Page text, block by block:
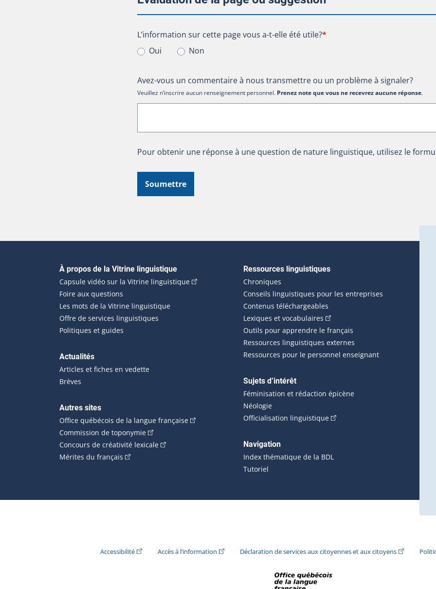
L’information sur cette page vous a-t-elle été utile?
L’information sur cette page vous a-t-elle été utile?*
Oui
Non
Avez-vous un commentaire à nous transmettre ou un problème à signaler?
Veuillez n’inscrire aucun renseignement personnel. Prenez note que vous ne recevrez aucune réponse.
Pour obtenir une réponse à une question de nature linguistique, utilisez le
Soumettre
Navigation principale
À propos de la Vitrine linguistique
Capsule vidéo sur la Vitrine linguistique(Cet hyperlien externe s'ouvrira dans une nouvelle fenêtre.)
Foire aux questions
Les mots de la Vitrine linguistique
Offre de services linguistiques
Politiques et guides
Actualités
Articles et fiches en vedette
Brèves
Autres sites
Office québécois de la langue française(Cet hyperlien externe s'ouvrira dans une nouvelle fenêtre.)
Commission de toponymie(Cet hyperlien externe s'ouvrira dans une nouvelle fenêtre.)
Concours de créativité lexicale(Cet hyperlien externe s'ouvrira dans une nouvelle fenêtre.)
Mérites du français (Cet hyperlien externe s'ouvrira dans une nouvelle fenêtre.)
Ressources linguistiques
Chroniques
Conseils linguistiques pour les entreprises
Contenus téléchargeables
Lexiques et vocabulaires (Cet hyperlien externe s'ouvrira
Outils pour apprendre le français
Ressources linguistiques externes
Ressources pour le personnel enseignant
Sujets d’intérêt
Féminisation et rédaction épicène
Néologie
Officialisation linguistique(Cet hyperlien externe s'ouvrira
Navigation
Index thématique de la BDL
Tutoriel
Accessibilité(Cet hyperlien externe s'ouvrira dans une nouvelle fenêtre.)
Accès à l’information (Cet hyperlien externe s'ouvrira dans une nouvelle fenêtre.)
Déclaration de services aux citoyennes et aux citoyens(Cet